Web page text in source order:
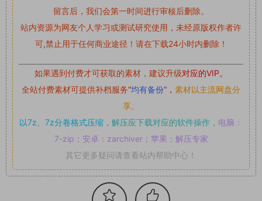
留言后，我们会第一时间进行审核后删除。
站内资源为网友个人学习或测试研究使用，未经原版权作者许
可,禁止用于任何商业途径！请在下载24小时内删除！
如果遇到付费才可获取的素材，建议升级对应的VIP。
全站付费素材可提供补档服务“均有备份”， 素材以主流网盘分
享。
以7z、7z分卷格式压缩， 解压应下载对应的软件操作， 电脑：
7-zip；安卓：zarchiver；苹果：解压专家
其它更多疑问请查看站内帮助中心！